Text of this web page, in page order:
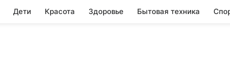
Дети Красота Здоровье Бытовая техника